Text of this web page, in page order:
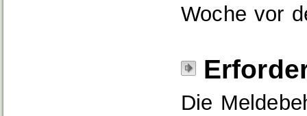
Woche vor
Die